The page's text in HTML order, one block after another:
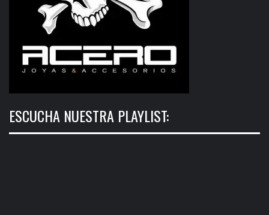
ESCUCHA NUESTRA PLAYLIST: